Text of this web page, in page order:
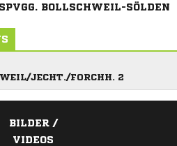
SPVGG. BOLLSCHWEIL-SÖLDEN
JECHT./FORCHH. 2
BILDER /
VIDEOS